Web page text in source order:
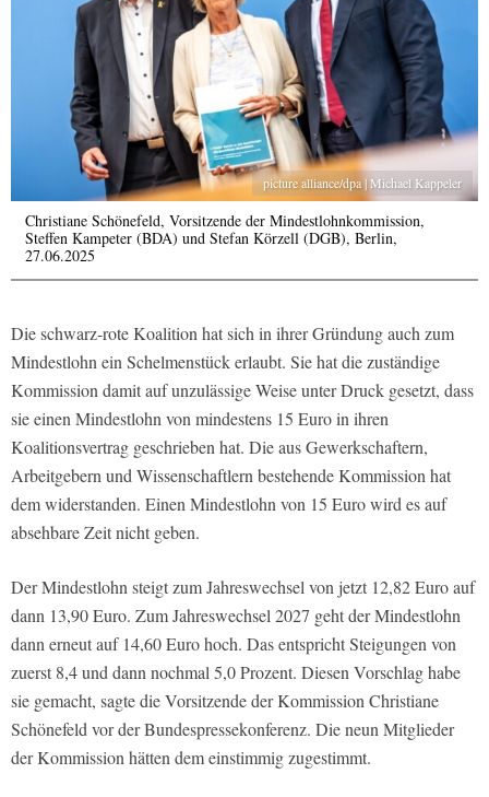
picture alliance/dpa | Michael Kappeler
Christiane Schönefeld, Vorsitzende der Mindestlohnkommission,
Steffen Kampeter (BDA) und Stefan Körzell (DGB), Berlin,
27.06.2025
Die schwarz-rote Koalition hat sich in ihrer Gründung auch zum
Mindestlohn ein Schelmenstück erlaubt. Sie hat die zuständige
Kommission damit auf unzulässige Weise unter Druck gesetzt, dass
sie einen Mindestlohn von mindestens 15 Euro in ihren
Koalitionsvertrag geschrieben hat. Die aus Gewerkschaftern,
Arbeitgebern und Wissenschaftlern bestehende Kommission hat
dem widerstanden. Einen Mindestlohn von 15 Euro wird es auf
absehbare Zeit nicht geben.
Der Mindestlohn steigt zum Jahreswechsel von jetzt 12,82 Euro auf
dann 13,90 Euro. Zum Jahreswechsel 2027 geht der Mindestlohn
dann erneut auf 14,60 Euro hoch. Das entspricht Steigungen von
zuerst 8,4 und dann nochmal 5,0 Prozent. Diesen Vorschlag habe
sie gemacht, sagte die Vorsitzende der Kommission Christiane
Schönefeld vor der Bundespressekonferenz. Die neun Mitglieder
der Kommission hätten dem einstimmig zugestimmt.